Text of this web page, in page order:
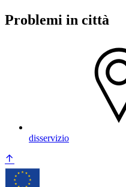
Problemi in città
disservizio